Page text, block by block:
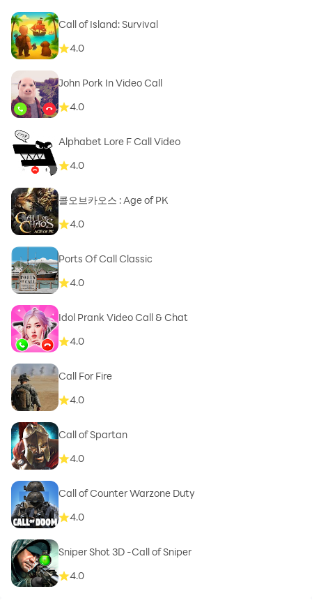
Call of Island: Survival
4.0
John Pork In Video Call
4.0
Alphabet Lore F Call Video
4.0
콜오브카오스 : Age of PK
4.0
Ports Of Call Classic
4.0
Idol Prank Video Call & Chat
4.0
Call For Fire
4.0
Call of Spartan
4.0
Call of Counter Warzone Duty
4.0
Sniper Shot 3D -Call of Sniper
4.0